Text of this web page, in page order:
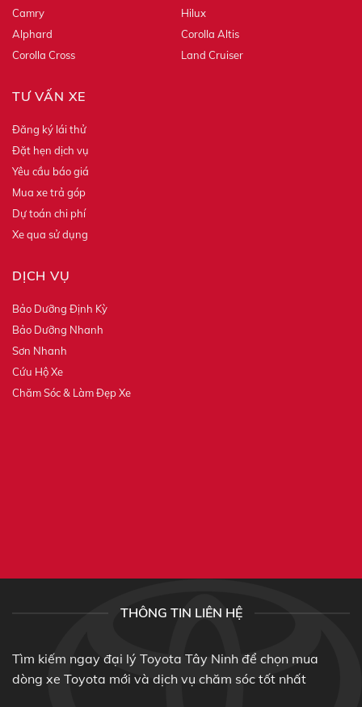
Camry
Hilux
Alphard
Corolla Altis
Corolla Cross
Land Cruiser
TƯ VẤN XE
Đăng ký lái thử
Đặt hẹn dịch vụ
Yêu cầu báo giá
Mua xe trả góp
Dự toán chi phí
Xe qua sử dụng
DỊCH VỤ
Bảo Dưỡng Định Kỳ
Bảo Dưỡng Nhanh
Sơn Nhanh
Cứu Hộ Xe
Chăm Sóc & Làm Đẹp Xe
THÔNG TIN LIÊN HỆ
Tìm kiếm ngay đại lý Toyota Tây Ninh để chọn mua
dòng xe Toyota mới và dịch vụ chăm sóc tốt nhất